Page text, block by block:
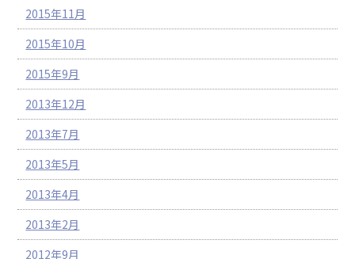
2015年11月
2015年10月
2015年9月
2013年12月
2013年7月
2013年5月
2013年4月
2013年2月
2012年9月